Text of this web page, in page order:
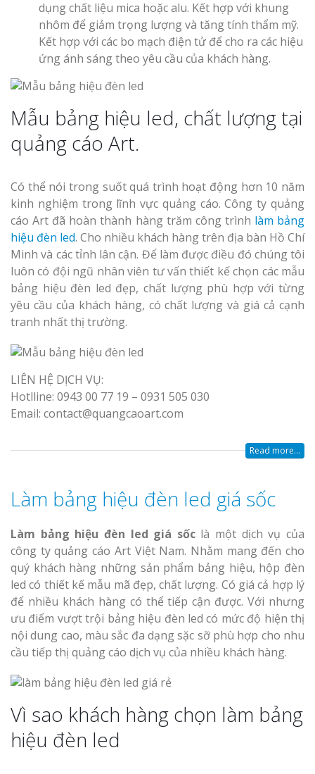
dụng chất liệu mica hoặc alu. Kết hợp với khung
nhôm để giảm trọng lượng và tăng tính thẩm mỹ.
Kết hợp với các bo mạch điện tử để cho ra các hiệu
ứng ánh sáng theo yêu cầu của khách hàng.
Mẫu bảng hiệu led, chất lượng tại
quảng cáo Art.
Có thể nói trong suốt quá trình hoạt động hơn 10 năm
kinh nghiệm trong lĩnh vực quảng cáo. Công ty quảng
cáo Art đã hoàn thành hàng trăm công trình làm bảng
hiệu đèn led. Cho nhiều khách hàng trên địa bàn Hồ Chí
Minh và các tỉnh lân cận. Để làm được điều đó chúng tôi
luôn có đội ngũ nhân viên tư vấn thiết kế chọn các mẫu
bảng hiệu đèn led đẹp, chất lượng phù hợp với từng
yêu cầu của khách hàng, có chất lượng và giá cả cạnh
tranh nhất thị trường.
LIÊN HỆ DỊCH VỤ:
Hotlline: 0943 00 77 19 – 0931 505 030
Email: contact@quangcaoart.com
Read more...
Làm bảng hiệu đèn led giá sốc
Làm bảng hiệu đèn led giá sốclà một dịch vụ của
công ty quảng cáo Art Việt Nam. Nhằm mang đến cho
quý khách hàng những sản phẩm bảng hiệu, hộp đèn
led có thiết kế mẫu mã đẹp, chất lượng. Có giá cả hợp lý
để nhiều khách hàng có thể tiếp cận được. Với nhưng
ưu điểm vượt trội bảng hiệu đèn led có mức độ hiện thị
nội dung cao, màu sắc đa dạng sặc sỡ phù hợp cho nhu
cầu tiếp thị quảng cáo dịch vụ của nhiều khách hàng.
Vì sao khách hàng chọn làm bảng
hiệu đèn led